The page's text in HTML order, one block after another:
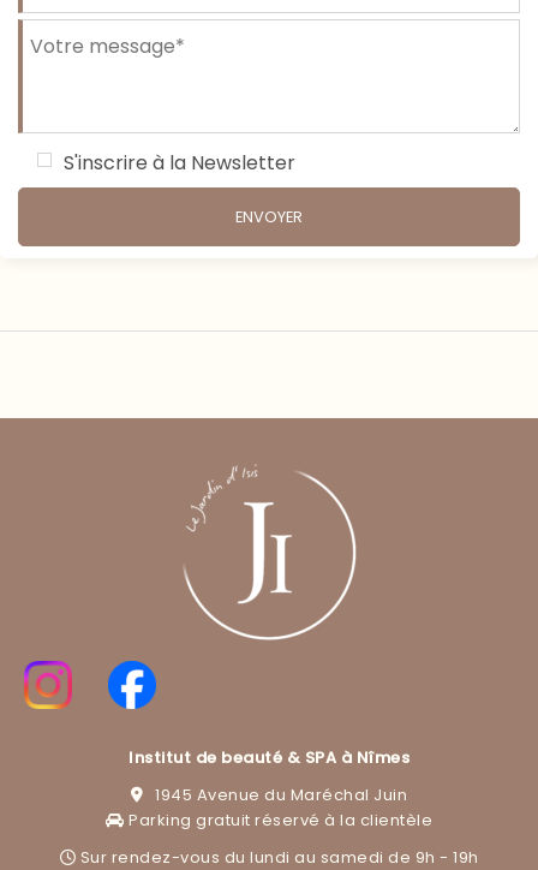
S'inscrire à la Newsletter
Institut de beauté & SPA à Nîmes
1945 Avenue du Maréchal Juin
Parking gratuit réservé à la clientèle
Sur rendez-vous du lundi au samedi de 9h - 19h